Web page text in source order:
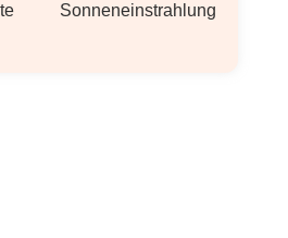
Sonneneinstrahlung